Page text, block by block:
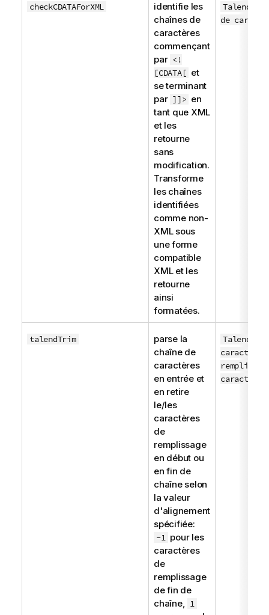
checkCDATAForXML
identifie les
chaînes de
caractères
commençant
par <!
[CDATA[ et
se terminant
par ]]> en
tant que XML
et les
retourne
sans
modification.
Transforme
les chaînes
identifiées
comme non-
XML sous
une forme
compatible
XML et les
retourne
ainsi
formatées.
de
talendTrim
parse la
chaîne de
caractères
en entrée et
en retire
le/les
caractères
de
remplissage
en début ou
en fin de
chaîne selon
la valeur
d'alignement
spécifiée:
-1 pour les
caractères
de
remplissage
de fin de
chaîne, 1
caractère)